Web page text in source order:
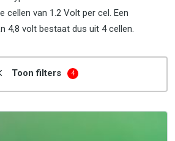
cellen van 1.2 Volt per cel. Een
4,8 volt bestaat dus uit 4 cellen.
Toon filters 4